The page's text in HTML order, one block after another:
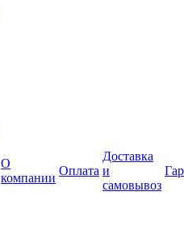
О
компании
Оплата
Доставка
и
самовывоз